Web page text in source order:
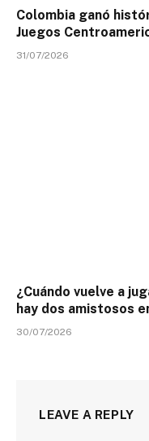
Colombia ganó
Juegos
31/07/2026
¿Cuándo vuelve a
hay dos amistosos
30/07/2026
LEAVE A REPLY